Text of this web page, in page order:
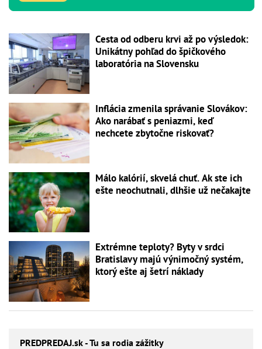
Cesta od odberu krvi až po výsledok:
Unikátny pohľad do špičkového
laboratória na Slovensku
Inflácia zmenila správanie Slovákov:
Ako narábať s peniazmi, keď
nechcete zbytočne riskovať?
Málo kalórií, skvelá chuť. Ak ste ich
ešte neochutnali, dlhšie už nečakajte
Extrémne teploty? Byty v srdci
Bratislavy majú výnimočný systém,
ktorý ešte aj šetrí náklady
PREDPREDAJ.sk - Tu sa rodia zážitky